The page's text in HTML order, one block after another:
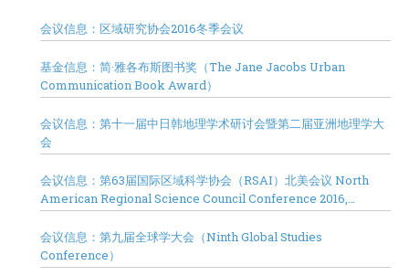
会议信息：区域研究协会2016冬季会议
基金信息：简·雅各布斯图书奖（The Jane Jacobs Urban
Communication Book Award）
会议信息：第十一届中日韩地理学术研讨会暨第二届亚洲地理学大
会
会议信息：第63届国际区域科学协会（RSAI）北美会议 North
American Regional Science Council Conference 2016,
Minneapolis
会议信息：第九届全球学大会（Ninth Global Studies
Conference）